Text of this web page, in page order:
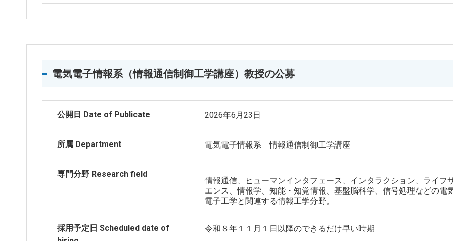
電気電子情報系（情報通信制御工学講座）教授の公募
公開日 Date of Publicate 2026年6月23日
所属 Department 電気電子情報系 情報通信制御工学講座
専門分野 Research field
情報通信、ヒューマンインタフェース、インタラクション、ライフ
エンス、情報学、知能・知覚情報、基盤脳科学、信号処理などの電
電子工学と関連する情報工学分野。
採用予定日 Scheduled date of
令和８年１１月１日以降のできるだけ早い時期